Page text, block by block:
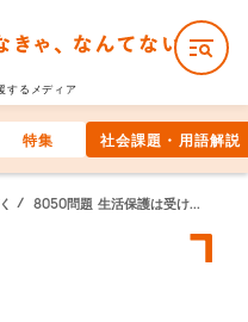
するメディア
特集 社会課題・用語解説
8050問題 生活保護は受けられる？制度の基本と現実を解説